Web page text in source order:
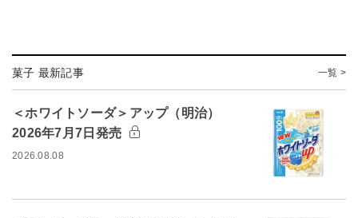
菓子 最新記事 一覧 >
＜ホワイトソーダ＞アップ（明治）
2026年7月7日発売
2026.08.08